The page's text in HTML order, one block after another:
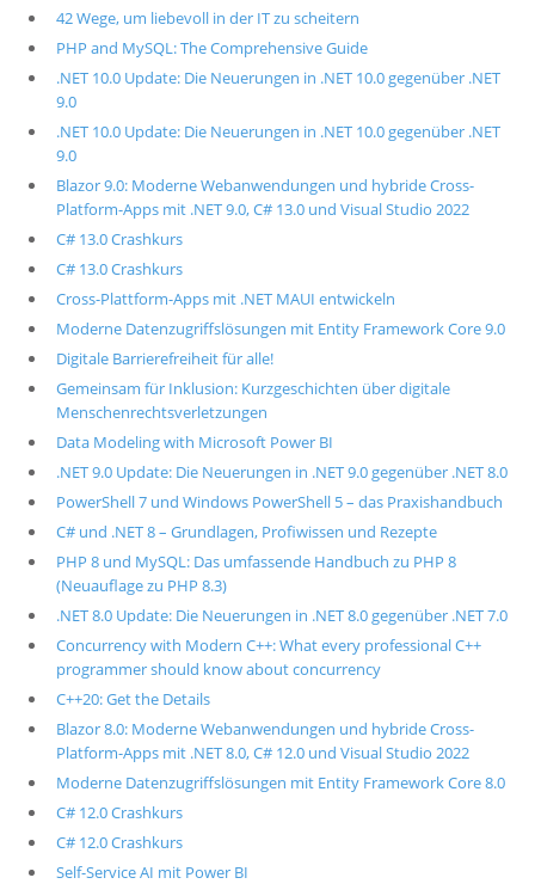
42 Wege, um liebevoll in der IT zu scheitern
PHP and MySQL: The Comprehensive Guide
.NET 10.0 Update: Die Neuerungen in .NET 10.0 gegenüber .NET
9.0
.NET 10.0 Update: Die Neuerungen in .NET 10.0 gegenüber .NET
9.0
Blazor 9.0: Moderne Webanwendungen und hybride Cross-
Platform-Apps mit .NET 9.0, C# 13.0 und Visual Studio 2022
C# 13.0 Crashkurs
C# 13.0 Crashkurs
Cross-Plattform-Apps mit .NET MAUI entwickeln
Moderne Datenzugriffslösungen mit Entity Framework Core 9.0
Digitale Barrierefreiheit für alle!
Gemeinsam für Inklusion: Kurzgeschichten über digitale
Menschenrechtsverletzungen
Data Modeling with Microsoft Power BI
.NET 9.0 Update: Die Neuerungen in .NET 9.0 gegenüber .NET 8.0
PowerShell 7 und Windows PowerShell 5 – das Praxishandbuch
C# und .NET 8 – Grundlagen, Profiwissen und Rezepte
PHP 8 und MySQL: Das umfassende Handbuch zu PHP 8
(Neuauflage zu PHP 8.3)
.NET 8.0 Update: Die Neuerungen in .NET 8.0 gegenüber .NET 7.0
Concurrency with Modern C++: What every professional C++
programmer should know about concurrency
C++20: Get the Details
Blazor 8.0: Moderne Webanwendungen und hybride Cross-
Platform-Apps mit .NET 8.0, C# 12.0 und Visual Studio 2022
Moderne Datenzugriffslösungen mit Entity Framework Core 8.0
C# 12.0 Crashkurs
C# 12.0 Crashkurs
Self-Service AI mit Power BI